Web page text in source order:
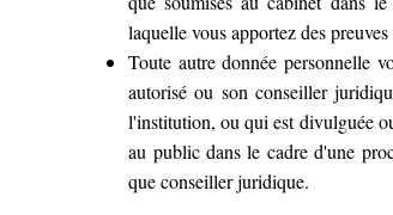
laquelle vous apportez des
Toute autre donnée personnelle
autorisé ou son conseiller
l'institution, ou qui est divulguée
au public dans le cadre d'une
que conseiller juridique.